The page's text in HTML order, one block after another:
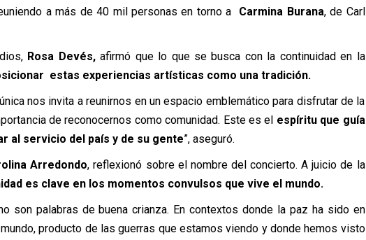
a más de 40 mil personas en torno a Carmina Burana, de Carl
Rosa Devés,afirmó que lo que se busca con la continuidad en la
estas experiencias artísticas como una tradición.
nos invita a reunirnos en un espacio emblemático para disfrutar de la
de reconocernos como comunidad. Este es el espíritu que guía
al servicio del país y de su gente”, aseguró.
Arredondo, reflexionó sobre el nombre del concierto. A juicio de la
es clave en los momentos convulsos que vive el mundo.
son palabras de buena crianza. En contextos donde la paz ha sido en
producto de las guerras que estamos viendo y donde hemos visto